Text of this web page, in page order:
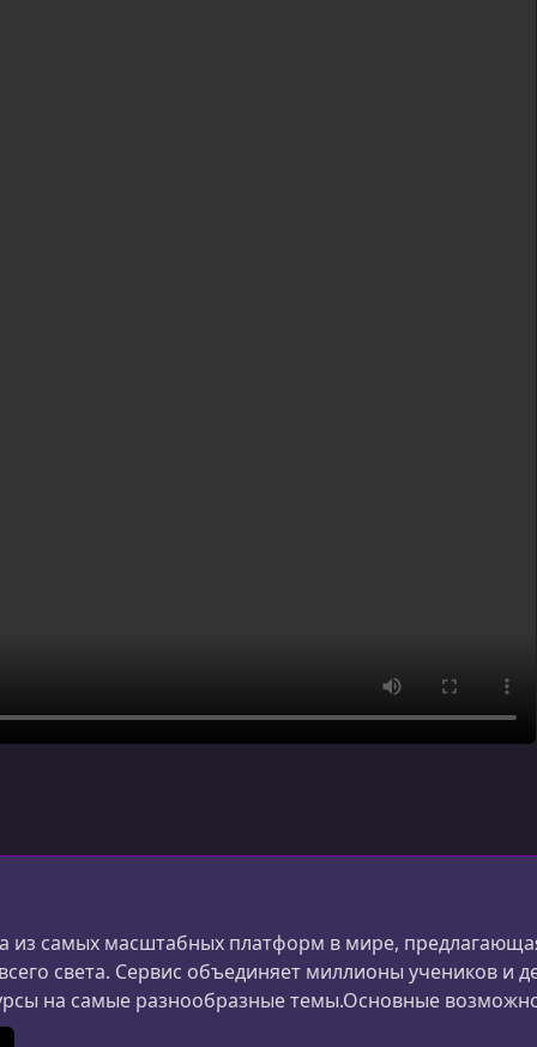
из самых масштабных платформ в мире,
света. Сервис объединяет миллионы учеников и
на самые разнообразные темы.Основные
и дизайна до маркетинга, психологии и личной